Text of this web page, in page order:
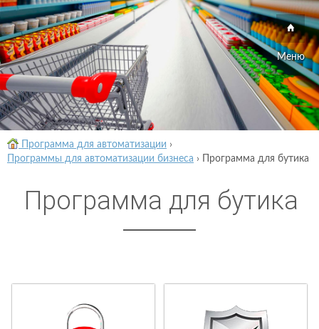
Меню
Программа для автоматизации ›
Программы для автоматизации бизнеса › Программа для бутика
Программа для бутика